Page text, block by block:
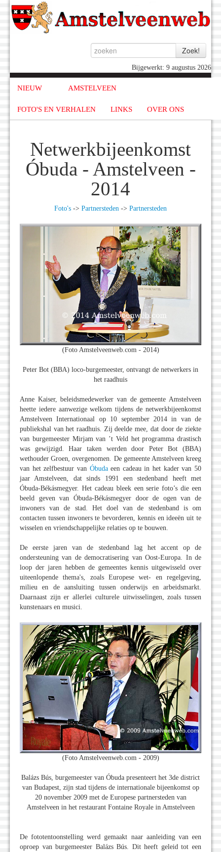
Bijgewerkt: 9 augustus 2026
NIEUW AMSTELVEEN
FOTO'S EN VERHALEN LINKS OVER ONS
Netwerkbijeenkomst
Óbuda - Amstelveen -
2014
Foto's -> Partnersteden -> Partnersteden
(Foto Amstelveenweb.com - 2014)
Peter Bot (BBA) loco-burgemeester, ontvangt de netwerkers in
het raadhuis
Anne Kaiser, beleidsmedewerker van de gemeente Amstelveen
heette iedere aanwezige welkom tijdens de netwerkbijeenkomst
Amstelveen Internationaal op 10 september 2014 in van de
publiekshal van het raadhuis. Zij deelde mee, dat door de ziekte
van burgemeester Mirjam van ’t Veld het programma drastisch
was gewijzigd. Haar taken werden door Peter Bot (BBA)
wethouder Groen, overgenomen. De gemeente Amstelveen kreeg
van het zelfbestuur van Óbudaeen cadeau in het kader van 50
jaar Amstelveen, dat sinds 1991 een stedenband heeft met
Óbuda-Békásmegyer. Het cadeau bleek een serie foto’s die een
beeld geven van Óbuda-Békásmegyer door de ogen van de
inwoners van de stad. Het doel van de stedenband is om
contacten tussen inwoners te bevorderen, kennis en ideeën uit te
wisselen en vriendschappelijke relaties op te bouwen.
De eerste jaren van de stedenband lag het accent op de
ondersteuning van de democratisering van Oost-Europa. In de
loop der jaren hebben de gemeentes kennis uitgewisseld over
uiteenlopende thema's, zoals Europese wet- en regelgeving,
milieu en de aansluiting tussen onderwijs en arbeidsmarkt.
Daarnaast zijn er allerlei culturele uitwisselingen, zoals tussen
kunstenaars en musici.
(Foto Amstelveenweb.com - 2009)
Balázs Bús, burgemeester van Óbuda presenteert het 3de district
van Budapest, zijn stad tijdens de internationale bijeenkomst op
20 november 2009 met de Europese partnersteden van
Amstelveen in het restaurant Fontaine Royale in Amstelveen
De fototentoonstelling werd gemaakt naar aanleiding van een
oproep van burgemeester Balázs Bús. Dit heeft geleid tot een